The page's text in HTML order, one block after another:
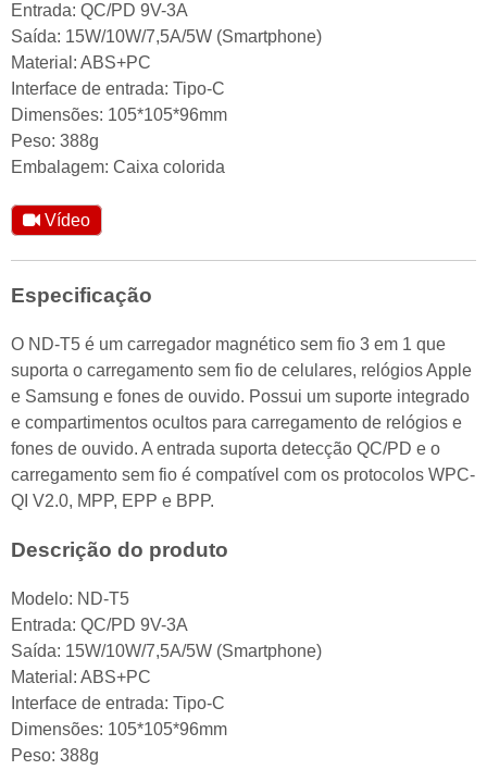
Entrada: QC/PD 9V-3A
Saída: 15W/10W/7,5A/5W (Smartphone)
Material: ABS+PC
Interface de entrada: Tipo-C
Dimensões: 105*105*96mm
Peso: 388g
Embalagem: Caixa colorida
Vídeo
Especificação
O ND-T5 é um carregador magnético sem fio 3 em 1 que
suporta o carregamento sem fio de celulares, relógios Apple
e Samsung e fones de ouvido. Possui um suporte integrado
e compartimentos ocultos para carregamento de relógios e
fones de ouvido. A entrada suporta detecção QC/PD e o
carregamento sem fio é compatível com os protocolos WPC-
QI V2.0, MPP, EPP e BPP.
Descrição do produto
Modelo: ND-T5
Entrada: QC/PD 9V-3A
Saída: 15W/10W/7,5A/5W (Smartphone)
Material: ABS+PC
Interface de entrada: Tipo-C
Dimensões: 105*105*96mm
Peso: 388g